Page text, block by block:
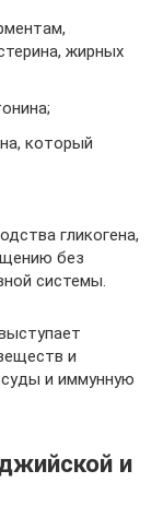
жирных
который
гликогена,
без
системы.
и
и иммунную
и